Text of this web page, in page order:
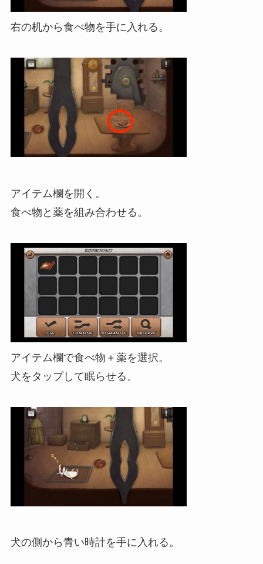
右の机から食べ物を手に入れる。
アイテム欄を開く。
食べ物と薬を組み合わせる。
アイテム欄で食べ物＋薬を選択。
犬をタップして眠らせる。
犬の側から青い時計を手に入れる。